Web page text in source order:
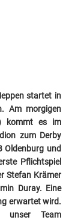
startet in
Am morgigen
kommt es im
zum Derby
Oldenburg und
Pflichtspiel
Stefan Krämer
Duray. Eine
erwartet wird.
unser Team